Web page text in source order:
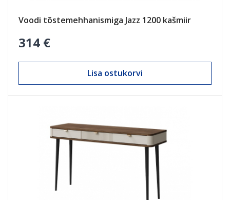
Voodi tõstemehhanismiga Jazz 1200 kašmiir
314 €
Lisa ostukorvi